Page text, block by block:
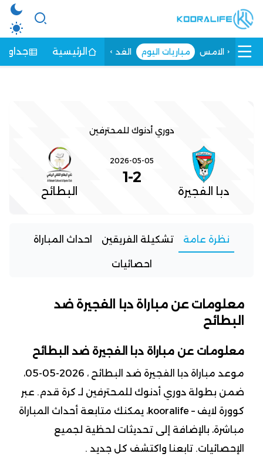
الامس مباريات اليوم الغد الرئيسية جداول
دوري أدنوك للمحترفين
دبا الفجيرة
2026-05-05
2
-
1
البطائح
نظرة عامة تشكيلة الفريقين احداث المباراة
احصائيات
معلومات عن مباراة دبا الفجيرة ضد
البطائح
معلومات عن مباراة دبا الفجيرة ضد البطائح
موعد مباراة دبا الفجيرة ضد البطائح ، 2026-05-05،
ضمن بطولة دوري أدنوك للمحترفين لـ كرة قدم. عبر
كوورة لايف – kooralife، يمكنك متابعة أحداث المباراة
مباشرة، بالإضافة إلى تحديثات لحظية لجميع
الإحصائيات. تابعنا واكتشف كل جديد .